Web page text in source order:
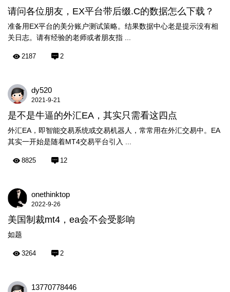
请问各位朋友，EX平台带后缀.C的数据怎么下载？
准备用EX平台的美分账户测试策略。结果数据中心老是提示没有相
关日志。请有经验的老师或者朋友指 ...
2187 2
dy520
2021-9-21
是不是牛逼的外汇EA，其实只需看这四点
外汇EA，即智能交易系统或交易机器人，常常用在外汇交易中。EA
其实一开始是随着MT4交易平台引入 ...
8825 12
onethinktop
2022-9-26
美国制裁mt4，ea会不会受影响
如题
3264 2
13770778446